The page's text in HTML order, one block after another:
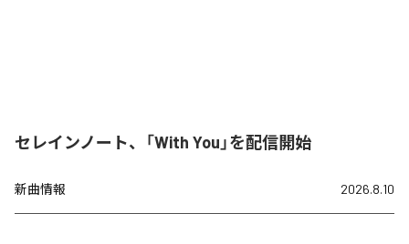
セレインノート、「With You」を配信開始
新曲情報 2026.8.10